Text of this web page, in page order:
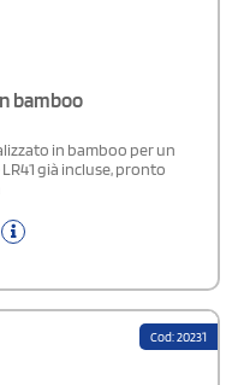
bamboo
in bamboo per un
già incluse, pronto
Cod: 20231